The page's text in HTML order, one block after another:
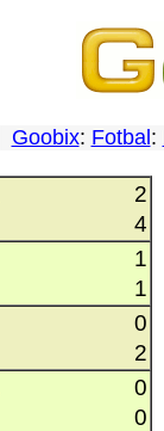
Goobix: Fotbal :
2
4
1
1
0
2
0
0